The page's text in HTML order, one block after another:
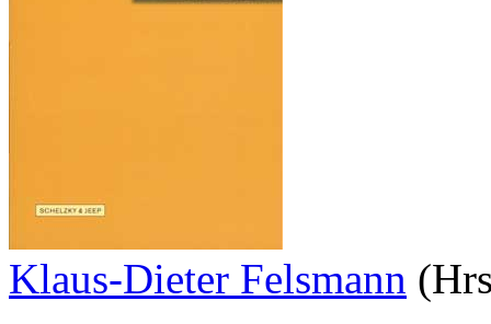
Klaus-Dieter Felsmann